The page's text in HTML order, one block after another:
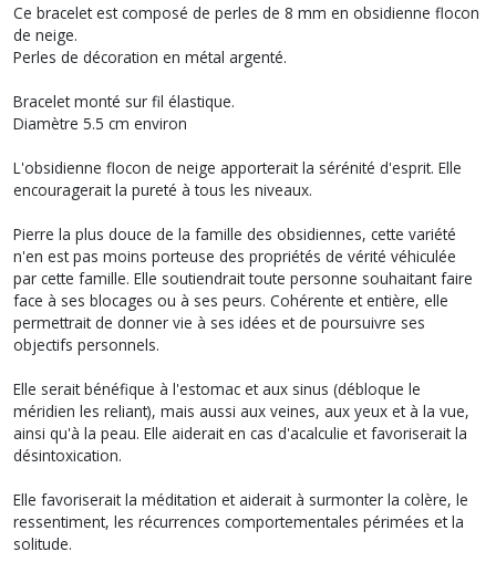
Ce bracelet est composé de perles de 8 mm en obsidienne flocon
de neige.
Perles de décoration en métal argenté.
Bracelet monté sur fil élastique.
Diamètre 5.5 cm environ
L'obsidienne flocon de neige apporterait la sérénité d'esprit. Elle
encouragerait la pureté à tous les niveaux.
Pierre la plus douce de la famille des obsidiennes, cette variété
n'en est pas moins porteuse des propriétés de vérité véhiculée
par cette famille. Elle soutiendrait toute personne souhaitant faire
face à ses blocages ou à ses peurs. Cohérente et entière, elle
permettrait de donner vie à ses idées et de poursuivre ses
objectifs personnels.
Elle serait bénéfique à l'estomac et aux sinus (débloque le
méridien les reliant), mais aussi aux veines, aux yeux et à la vue,
ainsi qu'à la peau. Elle aiderait en cas d'acalculie et favoriserait la
désintoxication.
Elle favoriserait la méditation et aiderait à surmonter la colère, le
ressentiment, les récurrences comportementales périmées et la
solitude.